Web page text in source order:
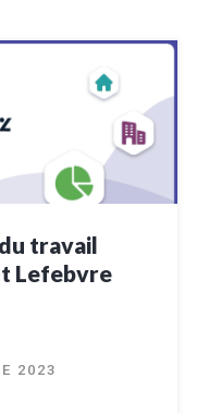
travail
Lefebvre
2023